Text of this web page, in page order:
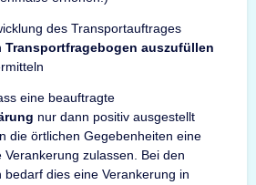
des Transportauftrages
Transportfragebogen auszufüllen
eine beauftragte
nur dann positiv ausgestellt
die örtlichen Gegebenheiten eine
zulassen. Bei den
bedarf dies eine Verankerung in